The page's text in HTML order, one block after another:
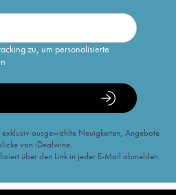
zu, um personalisierte
ausgewählte Neuigkeiten, Angebote
von iDealwine.
über den Link in jeder E-Mail abmelden.